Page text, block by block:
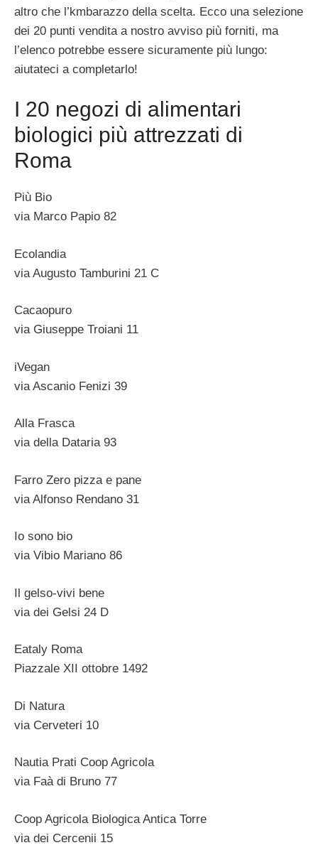
altro che l’kmbarazzo della scelta. Ecco una selezione
dei 20 punti vendita a nostro avviso più forniti, ma
l’elenco potrebbe essere sicuramente più lungo:
aiutateci a completarlo!
I 20 negozi di alimentari
biologici più attrezzati di
Roma
Più Bio
via Marco Papio 82
Ecolandia
via Augusto Tamburini 21 C
Cacaopuro
via Giuseppe Troiani 11
iVegan
via Ascanio Fenizi 39
Alla Frasca
via della Dataria 93
Farro Zero pizza e pane
via Alfonso Rendano 31
Io sono bio
via Vibio Mariano 86
Il gelso-vivi bene
via dei Gelsi 24 D
Eataly Roma
Piazzale XII ottobre 1492
Di Natura
via Cerveteri 10
Nautia Prati Coop Agricola
via Faà di Bruno 77
Coop Agricola Biologica Antica Torre
via dei Cercenii 15